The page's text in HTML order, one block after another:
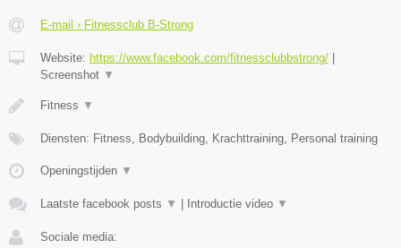
E-mail › Fitnessclub B-Strong
Website: https://www.facebook.com/fitnessclubbstrong/
Screenshot ▼
Fitness ▼
Diensten: Fitness, Bodybuilding, Krachttraining, Personal training
Openingstijden ▼
Laatste facebook posts ▼ Introductie video ▼
Sociale media: